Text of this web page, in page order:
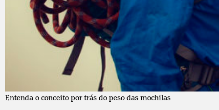
Entenda o conceito por trás do peso das mochilas